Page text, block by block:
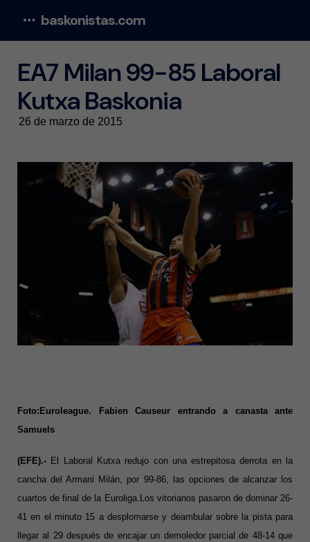
baskonistas.com
EA7 Milan 99-85 Laboral
Kutxa Baskonia
26 de marzo de 2015
Foto:Euroleague. Fabien Causeur entrando a canasta ante
Samuels
(EFE).- El Laboral Kutxa redujo con una estrepitosa derrota en la
cancha del Armani Milán, por 99-86, las opciones de alcanzar los
cuartos de final de la Euroliga. Los vitorianos pasaron de dominar 26-
41 en el minuto 15 a desplomarse y deambular sobre la pista para
llegar al 29 después de encajar un demoledor parcial de 48-14 que